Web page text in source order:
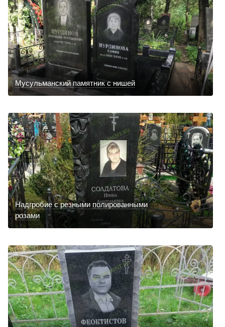
Мусульманский памятник с нишей
Надгробие с резными полированными
розами